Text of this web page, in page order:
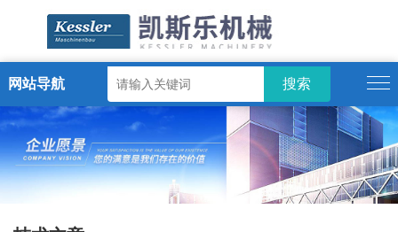
ENGLISH
网站导航